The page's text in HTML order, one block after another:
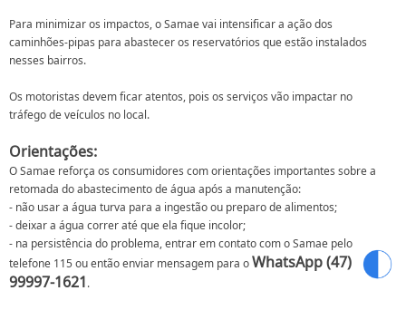
Para minimizar os impactos, o Samae vai intensificar a ação dos
caminhões-pipas para abastecer os reservatórios que estão instalados
nesses bairros.
Os motoristas devem ficar atentos, pois os serviços vão impactar no
tráfego de veículos no local.
Orientações:
O Samae reforça os consumidores com orientações importantes sobre a
retomada do abastecimento de água após a manutenção:
- não usar a água turva para a ingestão ou preparo de alimentos;
- deixar a água correr até que ela fique incolor;
- na persistência do problema, entrar em contato com o Samae pelo
telefone 115 ou então enviar mensagem para oWhatsApp (47)
99997-1621.